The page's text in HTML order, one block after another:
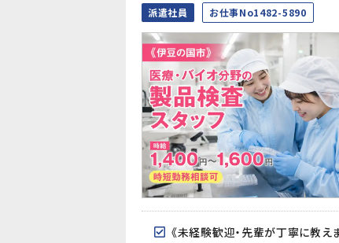
派遣社員 お仕事No1482-5890